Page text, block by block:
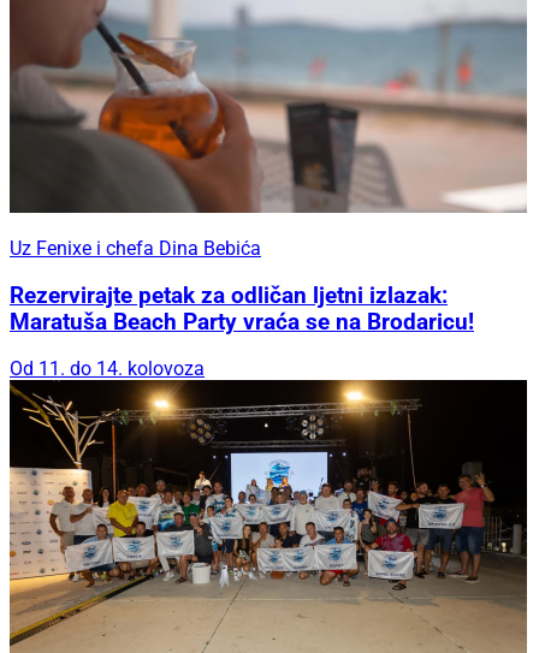
Uz Fenixe i chefa Dina Bebića
Rezervirajte petak za odličan ljetni izlazak:
Maratuša Beach Party vraća se na Brodaricu!
Od 11. do 14. kolovoza